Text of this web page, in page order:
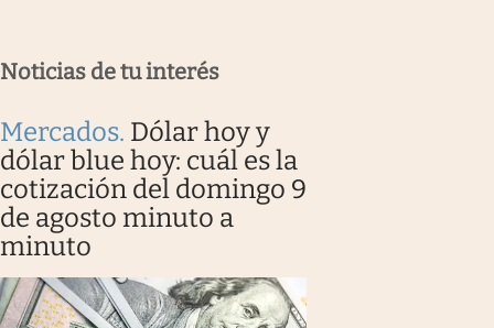
Noticias de tu interés
Mercados. Dólar hoy y
dólar blue hoy: cuál es la
cotización del domingo 9
de agosto minuto a
minuto